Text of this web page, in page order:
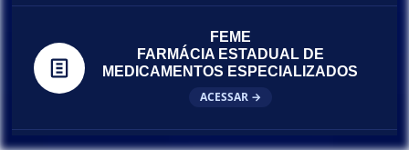
FEME
FARMÁCIA ESTADUAL DE
MEDICAMENTOS ESPECIALIZADOS
ACESSAR →